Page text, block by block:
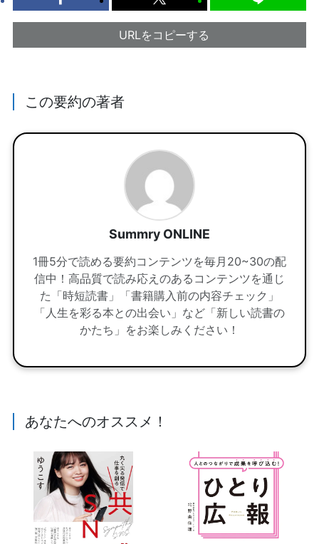
URLをコピーする
この要約の著者
Summry ONLINE
1冊5分で読める要約コンテンツを毎月20~30の配
信中！高品質で読み応えのあるコンテンツを通じ
た「時短読書」「書籍購入前の内容チェック」
「人生を彩る本との出会い」など「新しい読書の
かたち」をお楽しみください！
あなたへのオススメ！